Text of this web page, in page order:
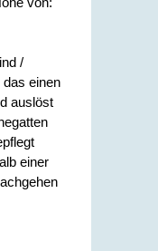
/
das einen
auslöst
einer